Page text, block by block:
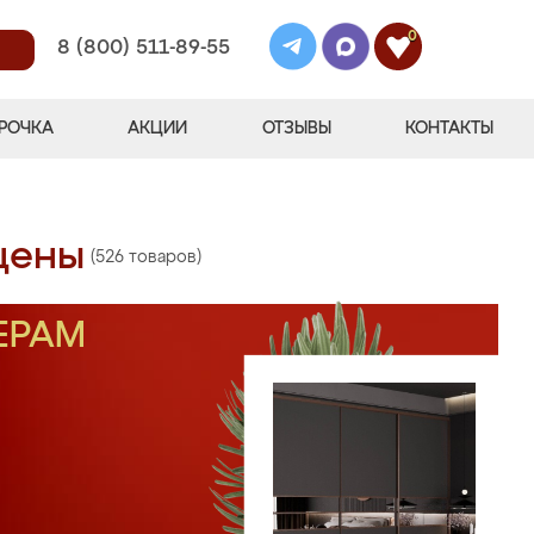
8 (800) 511-89-55
0
АКЦИИ ОТЗЫВЫ КОНТАКТЫ
(526 товаров)